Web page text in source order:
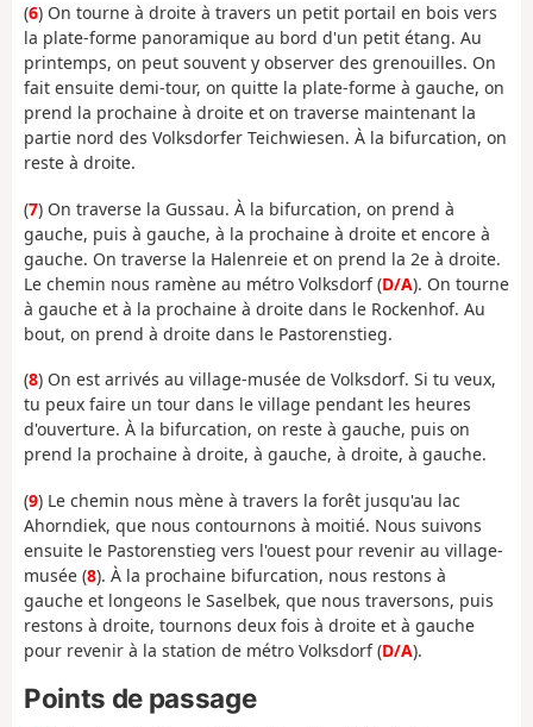
(6) On tourne à droite à travers un petit portail en bois vers
la plate-forme panoramique au bord d'un petit étang. Au
printemps, on peut souvent y observer des grenouilles. On
fait ensuite demi-tour, on quitte la plate-forme à gauche, on
prend la prochaine à droite et on traverse maintenant la
partie nord des Volksdorfer Teichwiesen. À la bifurcation, on
reste à droite.
(7) On traverse la Gussau. À la bifurcation, on prend à
gauche, puis à gauche, à la prochaine à droite et encore à
gauche. On traverse la Halenreie et on prend la 2e à droite.
Le chemin nous ramène au métro Volksdorf (D/A). On tourne
à gauche et à la prochaine à droite dans le Rockenhof. Au
bout, on prend à droite dans le Pastorenstieg.
(8) On est arrivés au village-musée de Volksdorf. Si tu veux,
tu peux faire un tour dans le village pendant les heures
d'ouverture. À la bifurcation, on reste à gauche, puis on
prend la prochaine à droite, à gauche, à droite, à gauche.
(9) Le chemin nous mène à travers la forêt jusqu'au lac
Ahorndiek, que nous contournons à moitié. Nous suivons
ensuite le Pastorenstieg vers l'ouest pour revenir au village-
musée (8). À la prochaine bifurcation, nous restons à
gauche et longeons le Saselbek, que nous traversons, puis
restons à droite, tournons deux fois à droite et à gauche
pour revenir à la station de métro Volksdorf (D/A).
Points de passage